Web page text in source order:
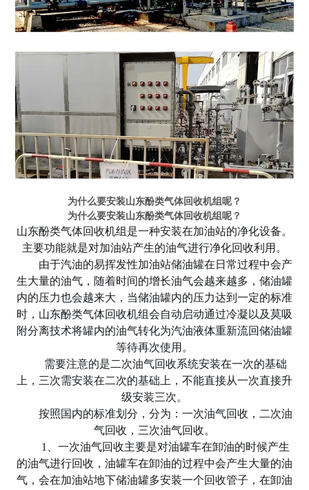
为什么要安装山东酚类气体回收机组呢？
为什么要安装山东酚类气体回收机组呢？
山东酚类气体回收机组是一种安装在加油站的净化设备。
主要功能就是对加油站产生的油气进行净化回收利用。
由于汽油的易挥发性加油站储油罐在日常过程中会产
生大量的油气，随着时间的增长油气会越来越多，储油罐
内的压力也会越来大，当储油罐内的压力达到一定的标准
时，山东酚类气体回收机组会自动启动通过冷凝以及莫吸
附分离技术将罐内的油气转化为汽油液体重新流回储油罐
等待再次使用。
需要注意的是二次油气回收系统安装在一次的基础
上，三次需安装在二次的基础上，不能直接从一次直接升
级安装三次。
按照国内的标准划分，分为：一次油气回收，二次油
气回收，三次油气回收。
1、一次油气回收主要是对油罐车在卸油的时候产生
的油气进行回收，油罐车在卸油的过程中会产生大量的油
气，会在加油站地下储油罐多安装一个回收管子，在卸油